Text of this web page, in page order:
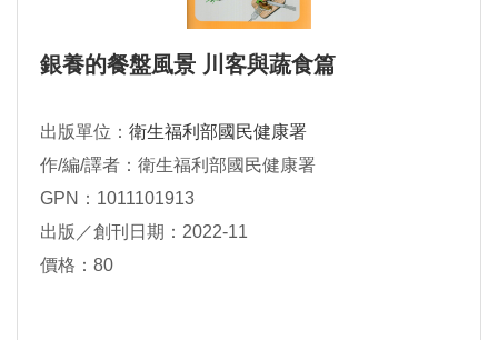
銀養的餐盤風景 川客與蔬食篇
出版單位： 衛生福利部國民健康署
作/編/譯者：衛生福利部國民健康署
GPN：1011101913
出版／創刊日期：2022-11
價格：80